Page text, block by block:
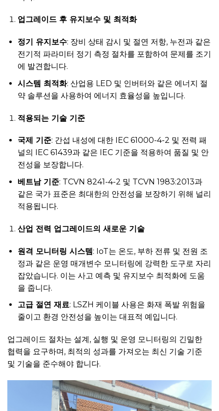
업그레이드 후 유지보수 및 최적화
정기 유지보수: 장비 상태 감시 및 절연 저항, 누전과 같은
전기적 파라미터 정기 측정 절차를 포함하여 문제를 조기
에 발견합니다.
시스템 최적화: 산업용 LED 및 인버터와 같은 에너지 절
약 솔루션을 사용하여 에너지 효율성을 높입니다.
적용되는 기술 기준
국제 기준: 간섭 내성에 대한 IEC 61000-4-2 및 전력 패
널의 IEC 61439과 같은 IEC 기준을 적용하여 품질 및 안
전성을 보장합니다.
베트남 기준: TCVN 8241-4-2 및 TCVN 1983:2013과
같은 국가 표준은 최대한의 안전성을 보장하기 위해 널리
적용됩니다.
산업 전력 업그레이드의 새로운 기술
원격 모니터링 시스템: IoT는 온도, 부하 전류 및 전원 조
정과 같은 운영 매개변수 모니터링에 강력한 도구로 자리
잡았습니다. 이는 사고 예측 및 유지보수 최적화에 도움
을 줍니다.
고급 절연 재료: LSZH 케이블 사용은 화재 폭발 위험을
줄이고 환경 안전성을 높이는 대표적 예입니다.
업그레이드 절차는 설계, 실행 및 운영 모니터링의 긴밀한
협력을 요구하며, 최적의 성과를 가져오는 최신 기술 기준
및 기술을 준수해야 합니다.